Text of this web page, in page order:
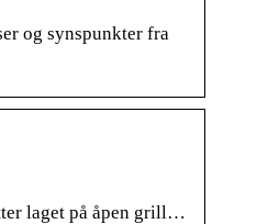
og synspunkter fra
laget på åpen grill…